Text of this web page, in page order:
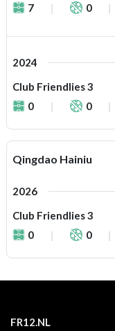
7
0
2024
Club Friendlies 3
0
0
Qingdao Hainiu
2026
Club Friendlies 3
0
0
FR12.NL